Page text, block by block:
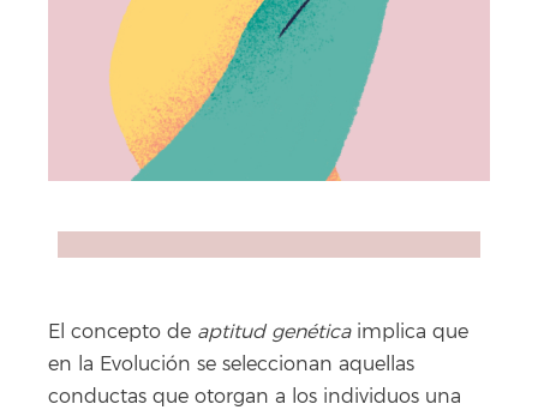
El concepto de aptitud genéticaimplica que
en la Evolución se seleccionan aquellas
conductas que otorgan a los individuos una